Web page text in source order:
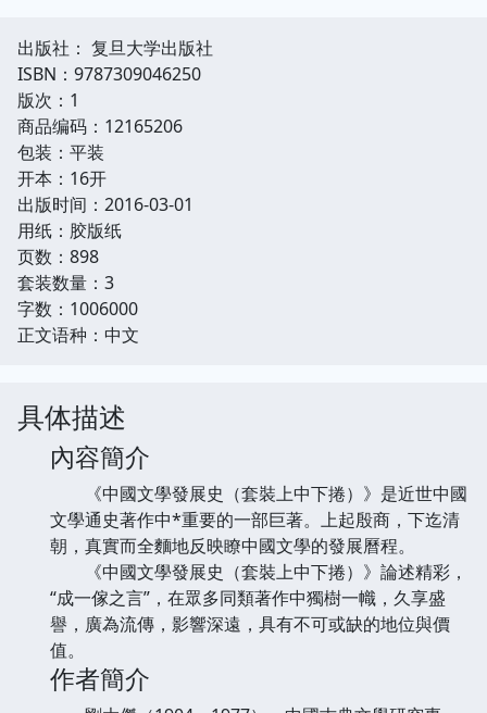
出版社： 复旦大学出版社
ISBN：9787309046250
版次：1
商品编码：12165206
包装：平装
开本：16开
出版时间：2016-03-01
用纸：胶版纸
页数：898
套装数量：3
字数：1006000
正文语种：中文
具体描述
內容簡介
《中國文學發展史（套裝上中下捲）》是近世中國
文學通史著作中*重要的一部巨著。上起殷商，下迄清
朝，真實而全麵地反映瞭中國文學的發展曆程。
《中國文學發展史（套裝上中下捲）》論述精彩，
“成一傢之言”，在眾多同類著作中獨樹一幟，久享盛
譽，廣為流傳，影響深遠，具有不可或缺的地位與價
值。
作者簡介